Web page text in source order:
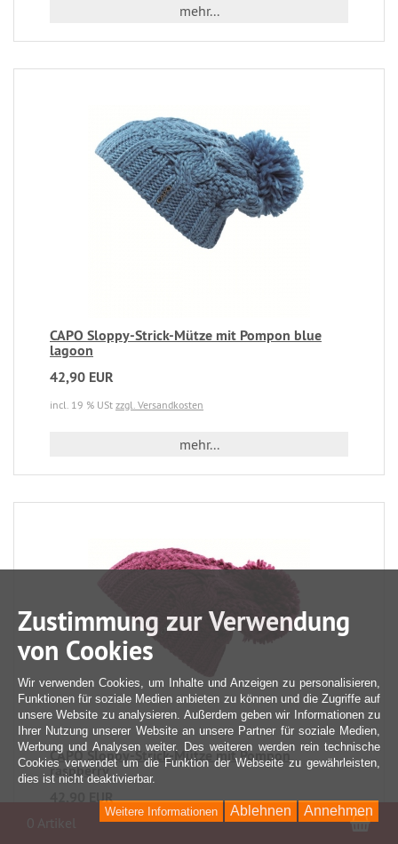
mehr...
CAPO Sloppy-Strick-Mütze mit Pompon blue
lagoon
42,90 EUR
incl. 19 % USt zzgl. Versandkosten
mehr...
CAPO Sloppy-Strick-Mütze mit Pompon
raspberry
42,90 EUR
incl. 19 % UStzzgl. Versandkosten
Zustimmung zur Verwendung
von Cookies
Wir verwenden Cookies, um Inhalte und Anzeigen zu personalisieren,
Funktionen für soziale Medien anbieten zu können und die Zugriffe auf
unsere Website zu analysieren. Außerdem geben wir Informationen zu
Ihrer Nutzung unserer Website an unsere Partner für soziale Medien,
Werbung und Analysen weiter. Des weiteren werden rein technische
Cookies verwendet um die Funktion der Webseite zu gewährleisten,
dies ist nicht deaktivierbar.
Annehmen
Ablehnen
Weitere Informationen